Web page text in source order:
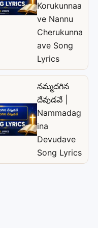
Korukunnaa
ve Nannu
Cherukunna
ave Song
Lyrics
నమ్మదగిన
దేవుడవే |
Nammadag
ina
Devudave
Song Lyrics